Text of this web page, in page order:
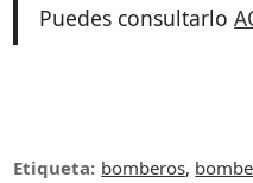
Puedes consultarlo
Etiqueta: bomberos,